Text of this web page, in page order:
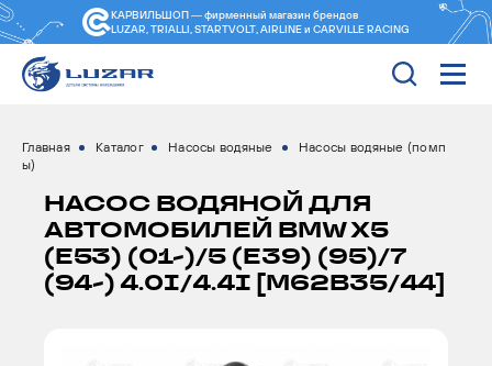
КАРВИЛЬШОП — фирменный магазин брендов
LUZAR, TRIALLI, STARTVOLT, AIRLINE и CARVILLE RACING
Главная Каталог Насосы водяные
Насосы водяные (помп
ы)
НАСОС ВОДЯНОЙ ДЛЯ
АВТОМОБИЛЕЙ BMW X5
(E53) (01-)/5 (E39) (95)/7
(94-) 4.0I/4.4I [M62B35/44]